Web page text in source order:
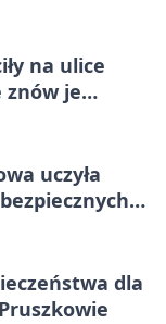
na ulice
znów je
uczyła
dla